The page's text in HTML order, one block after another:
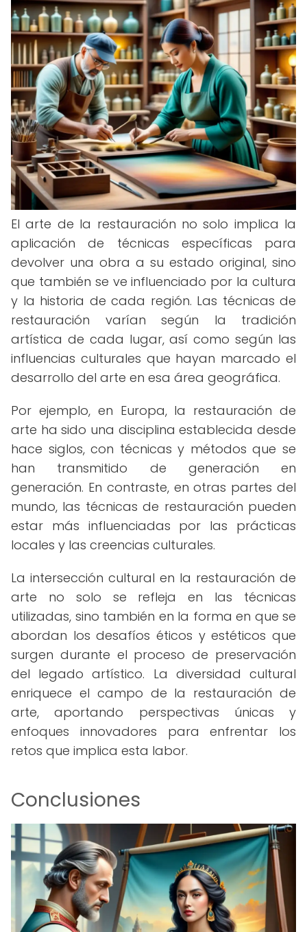
El arte de la restauración no solo implica la
aplicación de técnicas específicas para
devolver una obra a su estado original, sino
que también se ve influenciado por la cultura
y la historia de cada región. Las técnicas de
restauración varían según la tradición
artística de cada lugar, así como según las
influencias culturales que hayan marcado el
desarrollo del arte en esa área geográfica.
Por ejemplo, en Europa, la restauración de
arte ha sido una disciplina establecida desde
hace siglos, con técnicas y métodos que se
han transmitido de generación en
generación. En contraste, en otras partes del
mundo, las técnicas de restauración pueden
estar más influenciadas por las prácticas
locales y las creencias culturales.
La intersección cultural en la restauración de
arte no solo se refleja en las técnicas
utilizadas, sino también en la forma en que se
abordan los desafíos éticos y estéticos que
surgen durante el proceso de preservación
del legado artístico. La diversidad cultural
enriquece el campo de la restauración de
arte, aportando perspectivas únicas y
enfoques innovadores para enfrentar los
retos que implica esta labor.
Conclusiones